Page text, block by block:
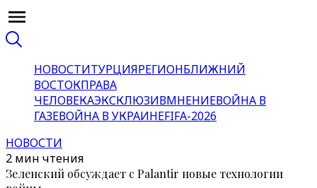
НОВОСТИТУРЦИЯРЕГИОНБЛИЖНИЙ
ВОСТОКПРАВА
ЧЕЛОВЕКАЭКСКЛЮЗИВМНЕНИЕВОЙНА В
ГАЗЕВОЙНА В УКРАИНЕFIFA-2026
НОВОСТИ
2 мин чтения
Зеленский обсуждает с Palantir новые технологии